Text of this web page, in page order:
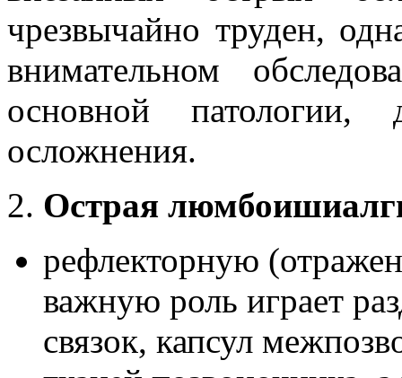
чрезвычайно труден,
внимательном
основной патологии,
осложнения.
2. Острая
рефлекторную
важную роль играет
связок, капсул